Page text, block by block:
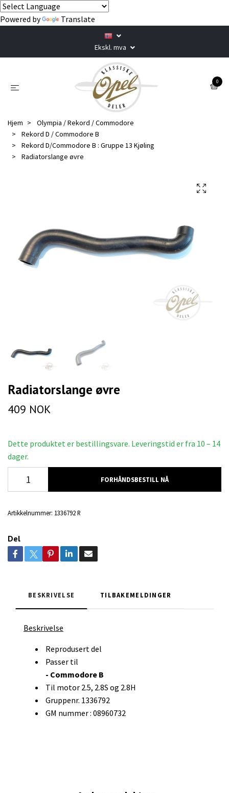
Powered by Translate
Ekskl. mva
0
Hjem
Olympia / Rekord / Commodore
Rekord D / Commodore B
Rekord D/Commodore B : Gruppe 13 Kjøling
Radiatorslange øvre
Radiatorslange øvre
409 NOK
Dette produktet er bestillingsvare. Leveringstid er fra 10 – 14
dager.
FORHÅNDSBESTILL NÅ
Artikkelnummer: 1336792 R
Del
BESKRIVELSE TILBAKEMELDINGER
Beskrivelse
Reprodusert del
Passer til
- Commodore B
Til motor 2.5, 2.8S og 2.8H
Gruppenr. 1336792
GM nummer : 08960732